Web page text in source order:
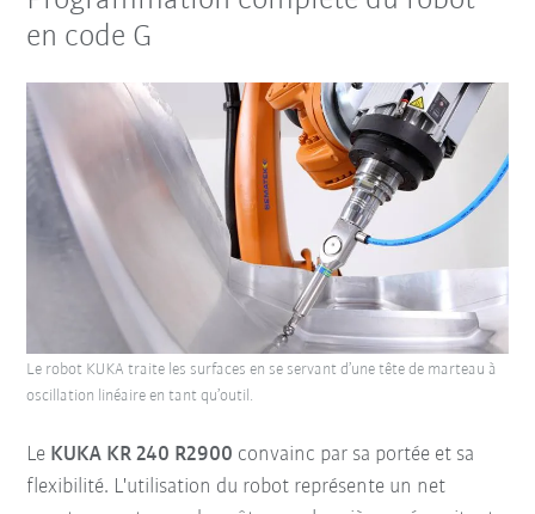
en code G
Le KUKA KR 240 R2900 convainc par sa portée et sa
flexibilité. L'utilisation du robot représente un net
Le robot KUKA traite les surfaces en se servant d’une tête de marteau à
oscillation linéaire en tant qu’outil.